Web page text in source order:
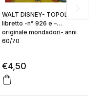
WALT DISNEY- TOPOLINO
libretto -n° 926 e –
originale mondadori- anni
60/70
€4,50